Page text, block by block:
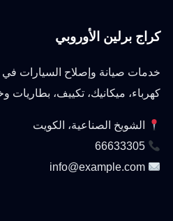
كراج برلين الأوروبي
خدمات صيانة وإصلاح السيارات
كهرباء، ميكانيك، تكييف، بطاريات
الشويخ الصناعية، الكويت
66633305
info@example.com